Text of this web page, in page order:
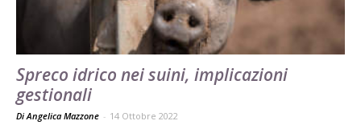
Spreco idrico nei suini, implicazioni
gestionali
Di Angelica Mazzone - 14 Ottobre 2022